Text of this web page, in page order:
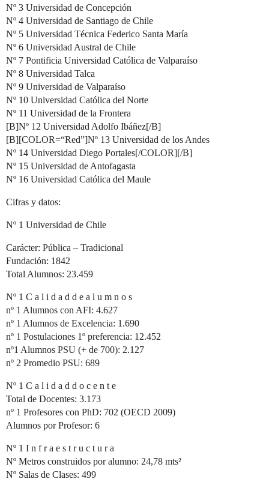
Nº 3 Universidad de Concepción
Nº 4 Universidad de Santiago de Chile
Nº 5 Universidad Técnica Federico Santa María
Nº 6 Universidad Austral de Chile
Nº 7 Pontificia Universidad Católica de Valparaíso
Nº 8 Universidad Talca
Nº 9 Universidad de Valparaíso
Nº 10 Universidad Católica del Norte
Nº 11 Universidad de la Frontera
[B]Nº 12 Universidad Adolfo Ibáñez[/B]
[B][COLOR=“Red”]Nº 13 Universidad de los Andes
Nº 14 Universidad Diego Portales[/COLOR][/B]
Nº 15 Universidad de Antofagasta
Nº 16 Universidad Católica del Maule
Cifras y datos:
Nº 1 Universidad de Chile
Carácter: Pública – Tradicional
Fundación: 1842
Total Alumnos: 23.459
Nº 1 C a l i d a d d e a l u m n o s
nº 1 Alumnos con AFI: 4.627
nº 1 Alumnos de Excelencia: 1.690
nº 1 Postulaciones 1º preferencia: 12.452
nº1 Alumnos PSU (+ de 700): 2.127
nº 2 Promedio PSU: 689
Nº 1 C a l i d a d d o c e n t e
Total de Docentes: 3.173
nº 1 Profesores con PhD: 702 (OECD 2009)
Alumnos por Profesor: 6
Nº 1 I n f r a e s t r u c t u r a
Nº Metros construidos por alumno: 24,78 mts²
Nº Salas de Clases: 499